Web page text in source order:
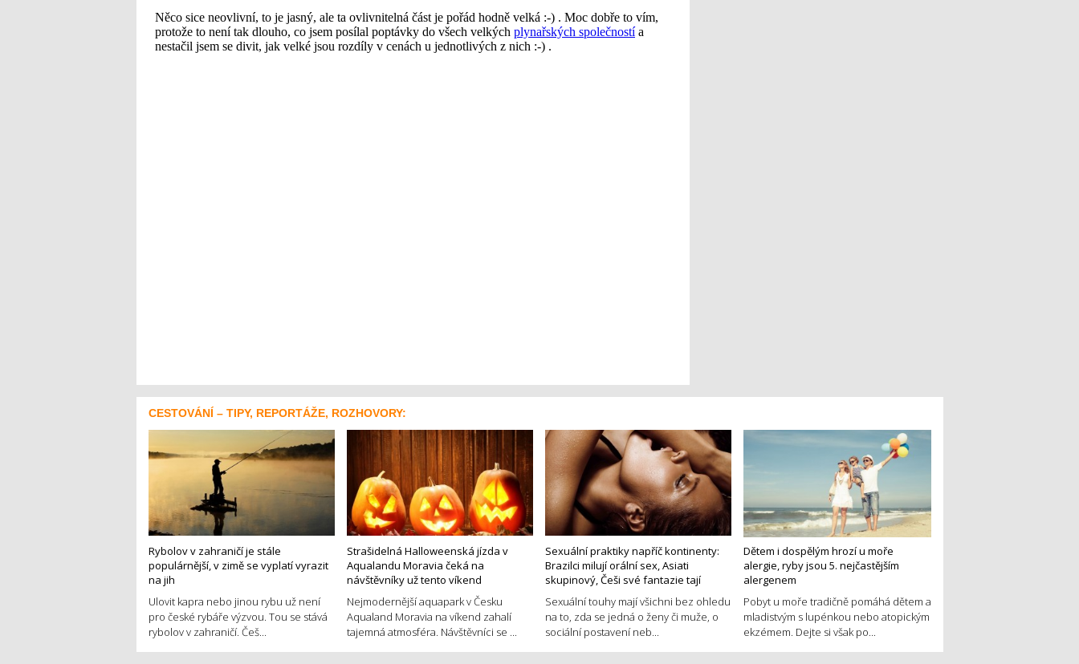
CESTOVÁNÍ – TIPY, REPORTÁŽE, ROZHOVORY:
Rybolov v zahraničí je stále
populárnější, v zimě se vyplatí vyrazit
na jih
Ulovit kapra nebo jinou rybu už není
pro české rybáře výzvou. Tou se stává
rybolov v zahraničí. Češ...
Strašidelná Halloweenská jízda v
Aqualandu Moravia čeká na
návštěvníky už tento víkend
Nejmodernější aquapark v Česku
Aqualand Moravia na víkend zahalí
tajemná atmosféra. Návštěvníci se ...
Sexuální praktiky napříč kontinenty:
Brazilci milují orální sex, Asiati
skupinový, Češi své fantazie tají
Sexuální touhy mají všichni bez ohledu
na to, zda se jedná o ženy či muže, o
sociální postavení neb...
Dětem i dospělým hrozí u moře
alergie, ryby jsou 5. nejčastějším
alergenem
Pobyt u moře tradičně pomáhá dětem a
mladistvým s lupénkou nebo atopickým
ekzémem. Dejte si však po...